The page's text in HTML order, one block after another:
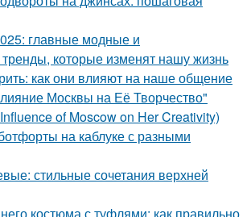
главные модные и
тренды, которые изменят нашу жизнь
как они влияют на наше общение
Москвы на Её Творчество"
of Moscow on Her Creativity)
на каблуке с разными
стильные сочетания верхней
костюма с туфлями: как правильно